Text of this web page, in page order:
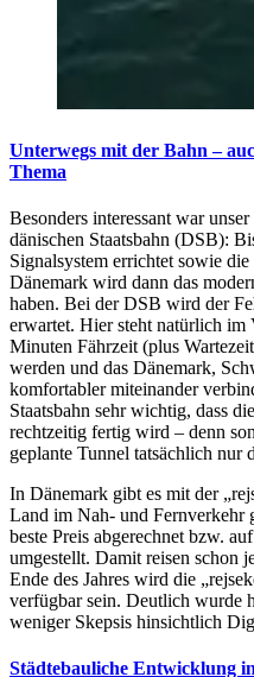
Unterwegs mit der Bahn –
Thema
Besonders interessant war
dänischen Staatsbahn (DSB):
Signalsystem errichtet sowie
Dänemark wird dann das
haben. Bei der DSB wird der
erwartet. Hier steht natürlich im
Minuten Fährzeit (plus
werden und das Dänemark,
komfortabler miteinander
Staatsbahn sehr wichtig, dass
rechtzeitig fertig wird – denn
geplante Tunnel tatsächlich nur
In Dänemark gibt es mit der
Land im Nah- und
beste Preis abgerechnet bzw.
umgestellt. Damit reisen
Ende des Jahres wird die
verfügbar sein. Deutlich wurde
weniger Skepsis hinsichtlich
Städtebauliche Entwicklung